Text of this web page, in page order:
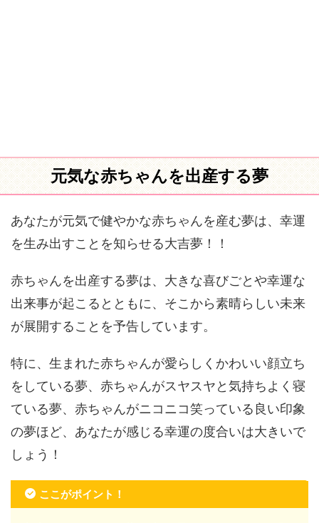
元気な赤ちゃんを出産する夢
あなたが元気で健やかな赤ちゃんを産む夢は、幸運
を生み出すことを知らせる大吉夢！！
赤ちゃんを出産する夢は、大きな喜びごとや幸運な
出来事が起こるとともに、そこから素晴らしい未来
が展開することを予告しています。
特に、生まれた赤ちゃんが愛らしくかわいい顔立ち
をしている夢、赤ちゃんがスヤスヤと気持ちよく寝
ている夢、赤ちゃんがニコニコ笑っている良い印象
の夢ほど、あなたが感じる幸運の度合いは大きいで
しょう！
ここがポイント！